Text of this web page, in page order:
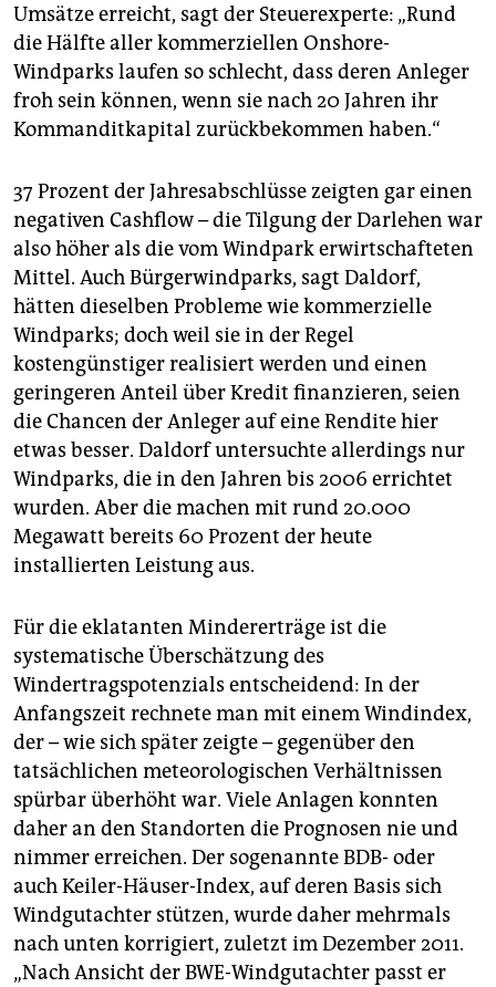
Umsätze erreicht, sagt der Steuerexperte: „Rund
die Hälfte aller kommerziellen Onshore-
Windparks laufen so schlecht, dass deren Anleger
froh sein können, wenn sie nach 20 Jahren ihr
Kommanditkapital zurückbekommen haben.“
37 Prozent der Jahresabschlüsse zeigten gar einen
negativen Cashflow – die Tilgung der Darlehen war
also höher als die vom Windpark erwirtschafteten
Mittel. Auch Bürgerwindparks, sagt Daldorf,
hätten dieselben Probleme wie kommerzielle
Windparks; doch weil sie in der Regel
kostengünstiger realisiert werden und einen
geringeren Anteil über Kredit finanzieren, seien
die Chancen der Anleger auf eine Rendite hier
etwas besser. Daldorf untersuchte allerdings nur
Windparks, die in den Jahren bis 2006 errichtet
wurden. Aber die machen mit rund 20.000
Megawatt bereits 60 Prozent der heute
installierten Leistung aus.
Für die eklatanten Mindererträge ist die
systematische Überschätzung des
Windertragspotenzials entscheidend: In der
Anfangszeit rechnete man mit einem Windindex,
der – wie sich später zeigte – gegenüber den
tatsächlichen meteorologischen Verhältnissen
spürbar überhöht war. Viele Anlagen konnten
daher an den Standorten die Prognosen nie und
nimmer erreichen. Der sogenannte BDB- oder
auch Keiler-Häuser-Index, auf deren Basis sich
Windgutachter stützen, wurde daher mehrmals
nach unten korrigiert, zuletzt im Dezember 2011.
„Nach Ansicht der BWE-Windgutachter passt er